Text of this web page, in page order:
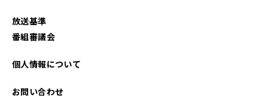
2023年07月
放送基準
番組審議会
個人情報について
お問い合わせ